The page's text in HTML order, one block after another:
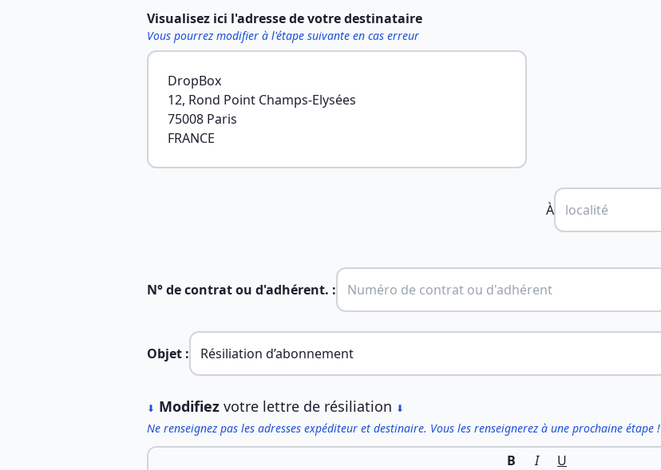
Visualisez ici l'adresse de votre destinataire
Vous pourrez modifier à l'étape suivante en cas erreur
DropBox
12, Rond Point Champs-Elysées
75008 Paris
FRANCE
À
N° de contrat ou d'adhérent. :
Objet :
⬇ Modifiez votre lettre de résiliation ⬇
Ne renseignez pas les adresses expéditeur et destinaire. Vous les renseignerez à une prochaine étape !
B I U